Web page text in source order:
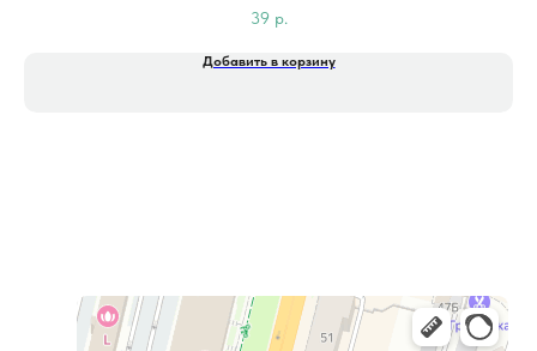
39 р.
Добавить в корзину
Фитолайн
Магазин цветов в Чебоксарах
Магазин подарков и сувениров в Чебоксарах